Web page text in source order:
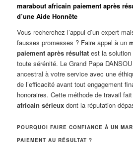
marabout africain paiement après
d’une Aide Honnête
Vous recherchez l’appui d’un expert
fausses promesses ? Faire appel à un
paiement après résultat est la solution
toute sérénité. Le Grand Papa
ancestral à votre service avec une
de l’efficacité avant tout engagement
honoraires. Cette méthode de travail
africain sérieux dont la réputation
POURQUOI FAIRE CONFIANCE À UN
PAIEMENT AU RÉSULTAT ?